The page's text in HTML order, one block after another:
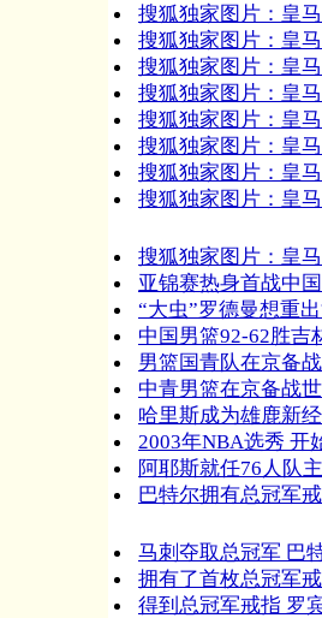
搜狐独家图片：皇
搜狐独家图片：皇
搜狐独家图片：皇
搜狐独家图片：皇
搜狐独家图片：皇
搜狐独家图片：皇
搜狐独家图片：皇
搜狐独家图片：皇
搜狐独家图片：皇
亚锦赛热身首战中
“大虫”罗德曼想重
中国男篮92-62胜吉
男篮国青队在京备
中青男篮在京备战
哈里斯成为雄鹿新
2003年NBA选秀 开
阿耶斯就任76人队
巴特尔拥有总冠军
马刺夺取总冠军 巴
拥有了首枚总冠军
得到总冠军戒指 罗